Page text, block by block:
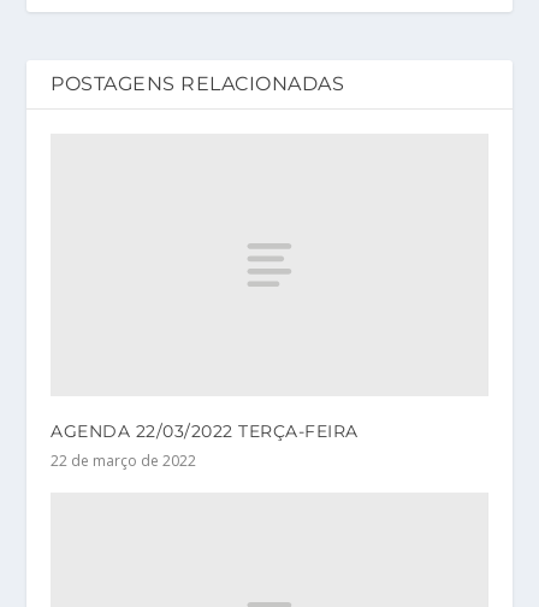
POSTAGENS RELACIONADAS
AGENDA 22/03/2022 TERÇA-FEIRA
22 de março de 2022